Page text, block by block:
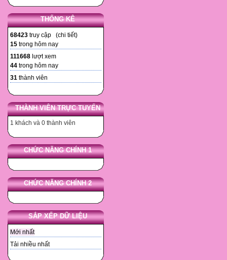
THỐNG KÊ
68423 truy cập (chi tiết)
15 trong hôm nay
111668 lượt xem
44 trong hôm nay
31 thành viên
THÀNH VIÊN TRỰC TUYẾN
1 khách và 0 thành viên
CHỨC NĂNG CHÍNH 1
CHỨC NĂNG CHÍNH 2
SẮP XẾP DỮ LIỆU
Mới nhất
Tải nhiều nhất